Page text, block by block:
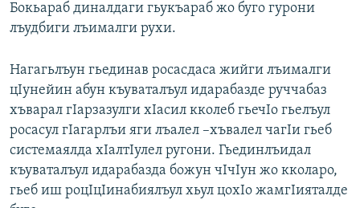
Бокьараб диналдаги гьукъараб жо буго гурони
лъудбиги лъималги рухи.
Нагагьлъун гьединав росасдаса жийги лъималги
цIунейин абун къуваталъул идарабазде руччабаз
хъварал гIарзазулги хIасил кколеб гьечIо гьелъул
росасул гIагарлъи яги лъалел –хъвалел чагIи гьеб
системаялда хIалтIулел ругони. Гьединлъидал
къуваталъул идарабазда божун чIчIун жо кколаро,
гьеб иш роцIцIинабиялъул хьул цохIо жамгIияталде